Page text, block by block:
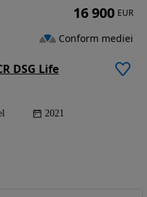
DSG Life
2021
16 900 EUR
Conform mediei